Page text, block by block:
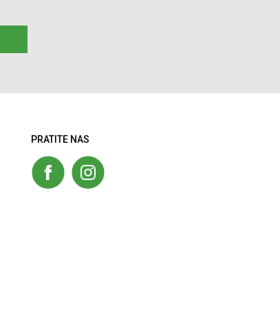
PRATITE NAS